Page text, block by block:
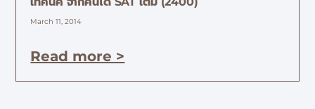
March 11, 2014
Read more >